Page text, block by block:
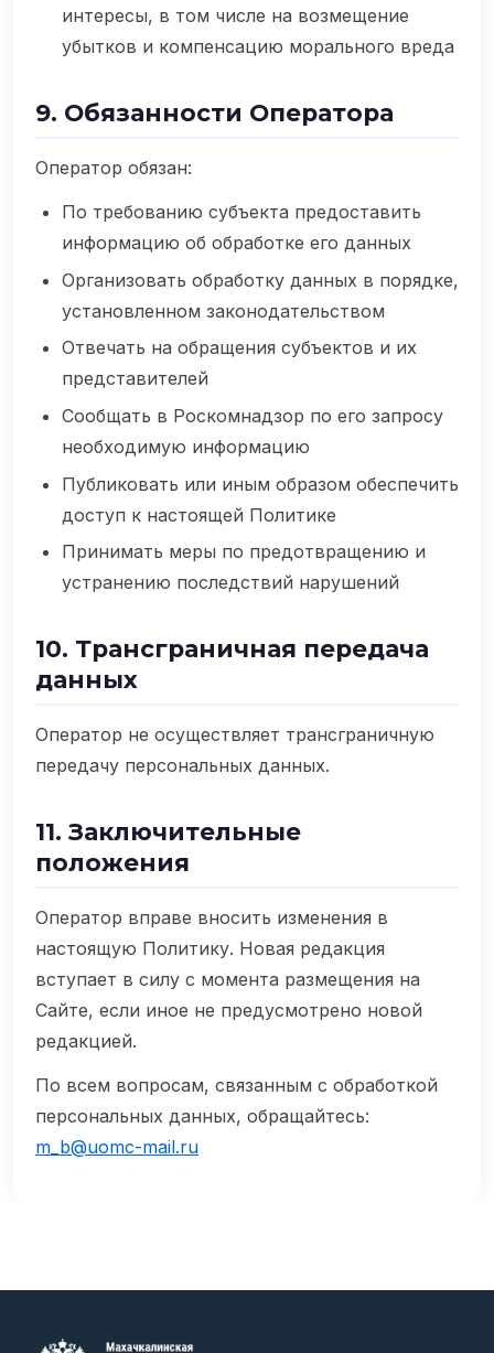
интересы, в том числе на возмещение
убытков и компенсацию морального вреда
9. Обязанности Оператора
Оператор обязан:
По требованию субъекта предоставить
информацию об обработке его данных
Организовать обработку данных в порядке,
установленном законодательством
Отвечать на обращения субъектов и их
представителей
Сообщать в Роскомнадзор по его запросу
необходимую информацию
Публиковать или иным образом обеспечить
доступ к настоящей Политике
Принимать меры по предотвращению и
устранению последствий нарушений
10. Трансграничная передача
данных
Оператор не осуществляет трансграничную
передачу персональных данных.
11. Заключительные
положения
Оператор вправе вносить изменения в
настоящую Политику. Новая редакция
вступает в силу с момента размещения на
Сайте, если иное не предусмотрено новой
редакцией.
По всем вопросам, связанным с обработкой
персональных данных, обращайтесь:
m_b@uomc-mail.ru